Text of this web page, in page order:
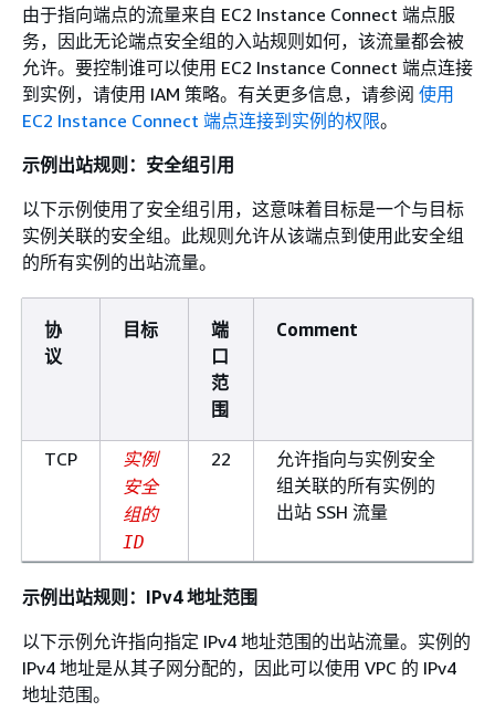
由于指向端点的流量来自 EC2 Instance Connect 端点服
务，因此无论端点安全组的入站规则如何，该流量都会被
允许。要控制谁可以使用 EC2 Instance Connect 端点连接
到实例，请使用 IAM 策略。有关更多信息，请参阅 使用
EC2 Instance Connect 端点连接到实例的权限。
示例出站规则：安全组引用
以下示例使用了安全组引用，这意味着目标是一个与目标
实例关联的安全组。此规则允许从该端点到使用此安全组
的所有实例的出站流量。
协
议
目标
端
口
范
围
Comment
TCP
实例
安全
组的
ID
22
允许指向与实例安全
组关联的所有实例的
出站 SSH 流量
示例出站规则：IPv4 地址范围
以下示例允许指向指定 IPv4 地址范围的出站流量。实例的
IPv4 地址是从其子网分配的，因此可以使用 VPC 的 IPv4
地址范围。